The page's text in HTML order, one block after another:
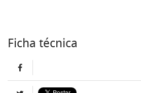
Ficha técnica